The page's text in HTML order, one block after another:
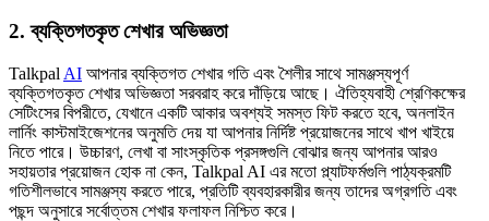
2. ব্যক্তিগতকৃত শেখার অভিজ্ঞতা
Talkpal AI আপনার ব্যক্তিগত শেখার গতি এবং শৈলীর সাথে সামঞ্জস্যপূর্ণ
ব্যক্তিগতকৃত শেখার অভিজ্ঞতা সরবরাহ করে দাঁড়িয়ে আছে। ঐতিহ্যবাহী শ্রেণিকক্ষের
সেটিংসের বিপরীতে, যেখানে একটি আকার অবশ্যই সমস্ত ফিট করতে হবে, অনলাইন
লার্নিং কাস্টমাইজেশনের অনুমতি দেয় যা আপনার নির্দিষ্ট প্রয়োজনের সাথে খাপ খাইয়ে
নিতে পারে। উচ্চারণ, লেখা বা সাংস্কৃতিক প্রসঙ্গগুলি বোঝার জন্য আপনার আরও
সহায়তার প্রয়োজন হোক না কেন, Talkpal AI এর মতো প্ল্যাটফর্মগুলি পাঠ্যক্রমটি
গতিশীলভাবে সামঞ্জস্য করতে পারে, প্রতিটি ব্যবহারকারীর জন্য তাদের অগ্রগতি এবং
পছন্দ অনুসারে সর্বোত্তম শেখার ফলাফল নিশ্চিত করে।